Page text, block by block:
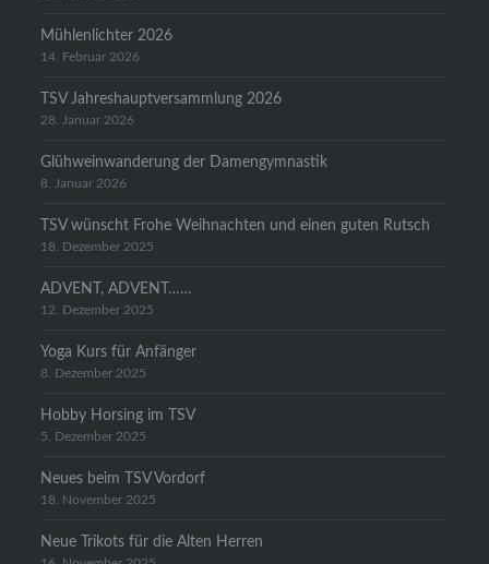
Mühlenlichter 2026
14. Februar 2026
TSV Jahreshauptversammlung 2026
28. Januar 2026
Glühweinwanderung der Damengymnastik
8. Januar 2026
TSV wünscht Frohe Weihnachten und einen guten Rutsch
18. Dezember 2025
ADVENT, ADVENT……
12. Dezember 2025
Yoga Kurs für Anfänger
8. Dezember 2025
Hobby Horsing im TSV
5. Dezember 2025
Neues beim TSV Vordorf
18. November 2025
Neue Trikots für die Alten Herren